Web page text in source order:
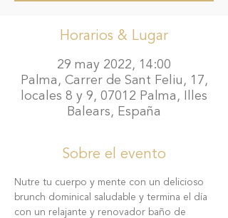
Horarios & Lugar
29 may 2022, 14:00
Palma, Carrer de Sant Feliu, 17,
locales 8 y 9, 07012 Palma, Illes
Balears, España
Sobre el evento
Nutre tu cuerpo y mente con un delicioso
brunch dominical saludable y termina el día
con un relajante y renovador baño de